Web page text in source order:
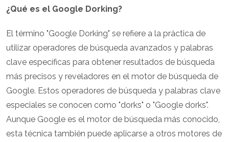
¿Qué es el Google Dorking?
El término "Google Dorking" se refiere a la práctica de
utilizar operadores de búsqueda avanzados y palabras
clave específicas para obtener resultados de búsqueda
más precisos y reveladores en el motor de búsqueda de
Google. Estos operadores de búsqueda y palabras clave
especiales se conocen como "dorks" o "Google dorks".
Aunque Google es el motor de búsqueda más conocido,
esta técnica también puede aplicarse a otros motores de